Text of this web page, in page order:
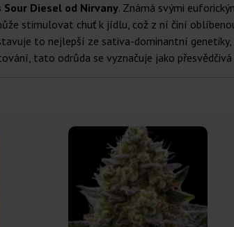
Sour Diesel od Nirvany. Známá svými
stimulovat chuť k jídlu, což z ní činí
to nejlepší ze sativa-dominantní
tato odrůda se vyznačuje jako